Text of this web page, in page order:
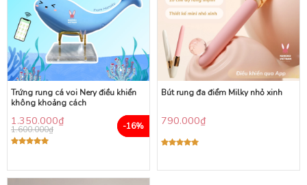
Trứng rung cá voi Nery điều khiển
không khoảng cách
-16%
1.600.000₫
1.350.000₫
Bút rung đa điểm Milky nhỏ xinh
790.000₫
5 sao